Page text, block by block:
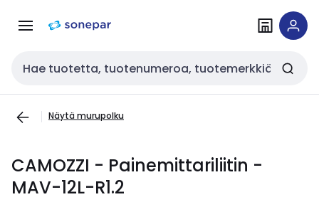
navigointiinsisältöön
Haku
Näytä murupolku
CAMOZZI - Painemittariliitin -
MAV-12L-R1.2